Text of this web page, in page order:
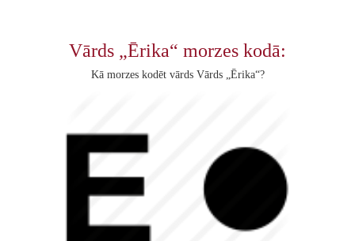
Vārds „Ērika“ morzes kodā:
Kā morzes kodēt vārds Vārds „Ērika“?